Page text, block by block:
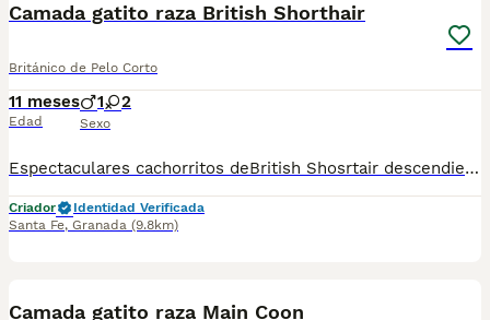
Camada gatito raza British Shorthair
Británico de Pelo Corto
11 meses
Edad
1 2
Sexo
Espectaculares cachorritos deBritish Shosrtair descendientes de las mejores líneas de sangre. Las camadas están bajo supervisión veterinaria desde su nacimiento hasta que son entregadas a su nueva familia. Criados por un equipo de profesionales y mejores personas que, con años de experiencia a sus espaldas, cuidan a los animales por vocación, aplicando una cría ética y responsable para que cada cachorro se desarrolle con la mejor salud y con un buen temperamento. Todos los cachorritos se entregan con unos dos meses y medio de edad y sus vacunas correspondientes, desparasitados interna y externamente, con certificado de salud, y garantía tanto por enfermedad vírica como congénito genética. Posibilidad de entregar en toda España mediante transporte propio habilitado para perros y con chofer privado. Los precios pueden variar según las características y morfología de cada cachorro. Puedes contactar en el 696 09 34 48
Criador
Identidad Verificada
Santa Fe, Granada (9.8km)
Camada gatito raza Main Coon